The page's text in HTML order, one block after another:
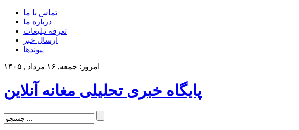
تماس با ما
درباره ما
تعرفه تبلیغات
ارسال خبر
پیوندها
امروز: جمعه, ۱۶ مرداد , ۱۴۰۵
پایگاه خبری تحلیلی مغانه آنلاین